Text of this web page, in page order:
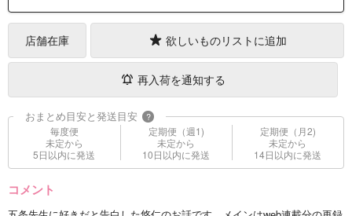
店舗在庫 欲しいものリストに追加
再入荷を通知する
おまとめ目安と発送目安 ?
毎度便
未定から
5日以内に発送
定期便（週1)
未定から
10日以内に発送
定期便（月2)
未定から
14日以内に発送
コメント